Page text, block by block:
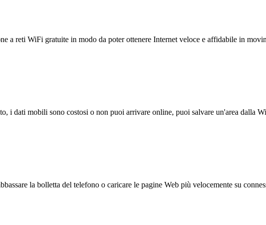
a reti WiFi gratuite in modo da poter ottenere Internet veloce e affidabile in
i dati mobili sono costosi o non puoi arrivare online, puoi salvare un'area dalla
la bolletta del telefono o caricare le pagine Web più velocemente su